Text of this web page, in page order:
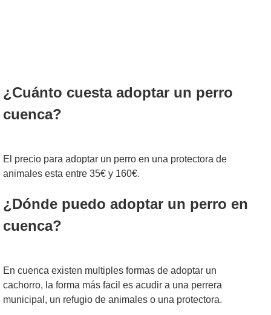
¿Cuánto cuesta adoptar un perro
cuenca?
El precio para adoptar un perro en una protectora de
animales esta entre 35€ y 160€.
¿Dónde puedo adoptar un perro en
cuenca?
En cuenca existen multiples formas de adoptar un
cachorro, la forma más facil es acudir a una perrera
municipal, un refugio de animales o una protectora.